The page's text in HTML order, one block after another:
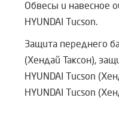
Обвесы и навесное
HYUNDAI Tucson.
Защита переднего
(Хендай Таксон),
HYUNDAI Tucson
HYUNDAI Tucson